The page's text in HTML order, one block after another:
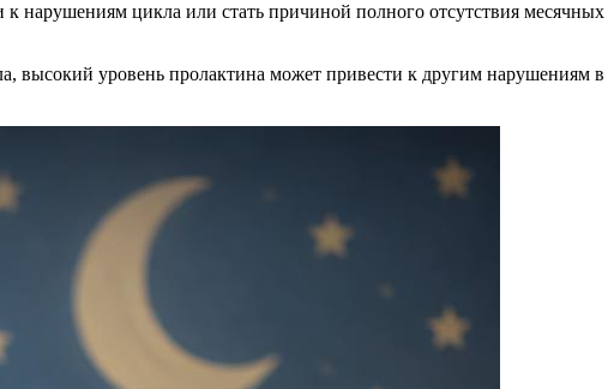
цикла или стать причиной полного отсутствия
уровень пролактина может привести к другим нарушениям в